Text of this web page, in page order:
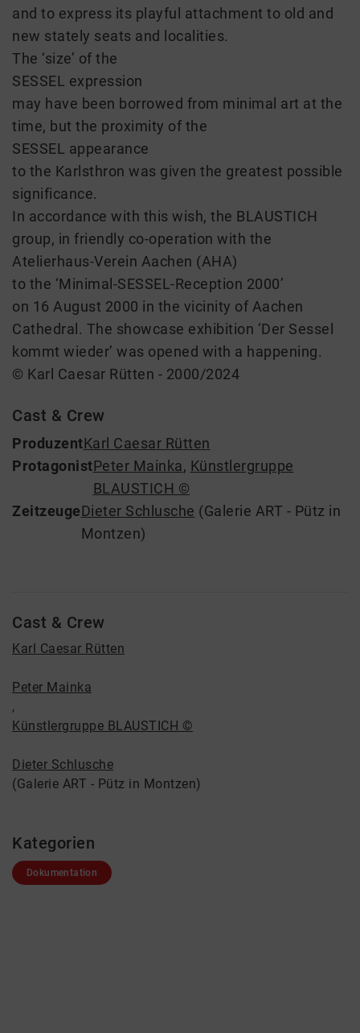
and to express its playful attachment to old and
new stately seats and localities.
The ‘size’ of the
SESSEL expression
may have been borrowed from minimal art at the
time, but the proximity of the
SESSEL appearance
to the Karlsthron was given the greatest possible
significance.
In accordance with this wish, the BLAUSTICH
group, in friendly co-operation with the
Atelierhaus-Verein Aachen (AHA)
to the ‘Minimal-SESSEL-Reception 2000’
on 16 August 2000 in the vicinity of Aachen
Cathedral. The showcase exhibition ‘Der Sessel
kommt wieder’ was opened with a happening.
© Karl Caesar Rütten - 2000/2024
Cast & Crew
ProduzentKarl Caesar Rütten
ProtagonistPeter Mainka, Künstlergruppe
BLAUSTICH ©
ZeitzeugeDieter Schlusche (Galerie ART - Pütz in
Montzen)
Cast & Crew
Karl Caesar Rütten
Peter Mainka
,
Künstlergruppe BLAUSTICH ©
Dieter Schlusche
(Galerie ART - Pütz in Montzen)
Kategorien
Dokumentation